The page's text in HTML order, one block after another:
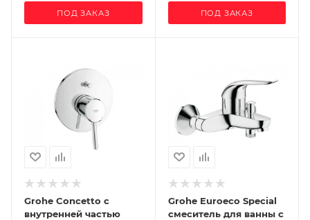
ПОД ЗАКАЗ ПОД ЗАКАЗ
Grohe Concetto с
внутренней частью
Grohe Euroeco Special
смеситель для ванны с